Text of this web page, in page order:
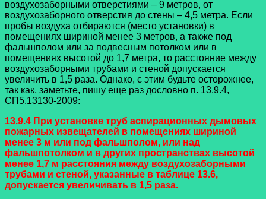
воздухозаборными отверстиями – 9 метров, от
воздухозаборного отверстия до стены – 4,5 метра. Если
пробы воздуха отбираются (место установки) в
помещениях шириной менее 3 метров, а также под
фальшполом или за подвесным потолком или в
помещениях высотой до 1,7 метра, то расстояние между
воздухозаборными трубами и стеной допускается
увеличить в 1,5 раза. Однако, с этим будьте осторожнее,
так как, заметьте, пишу еще раз дословно п. 13.9.4,
СП5.13130-2009:
13.9.4 При установке труб аспирационных дымовых
пожарных извещателей в помещениях шириной
менее 3 м или под фальшполом, или над
фальшпотолком и в других пространствах высотой
менее 1,7 м расстояния между воздухозаборными
трубами и стеной, указанные в таблице 13.6,
допускается увеличивать в 1,5 раза.